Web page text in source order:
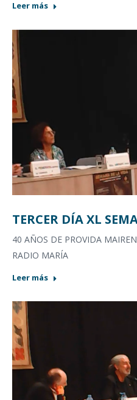
Leer más
TERCER DÍA XL
40 AÑOS DE PROVIDA
RADIO MARÍA
Leer más